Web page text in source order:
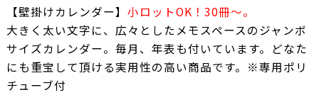
【壁掛けカレンダー】 小ロットOK！30冊～。
大きく太い文字に、広々としたメモスペースのジャンボ
サイズカレンダー。毎月、年表も付いています。どなた
にも重宝して頂ける実用性の高い商品です。※専用ポリ
チューブ付